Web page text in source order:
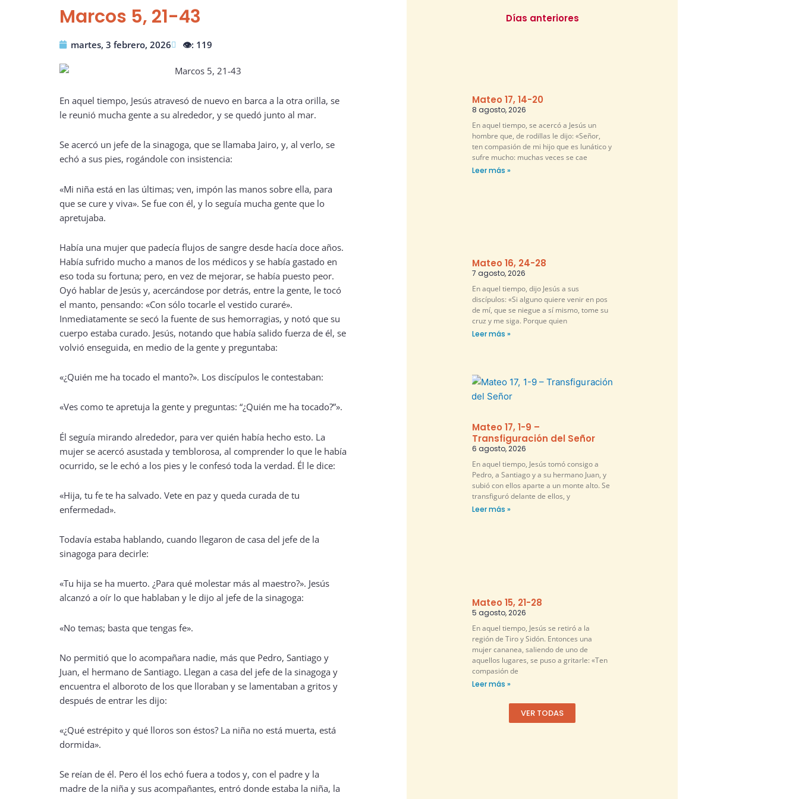
Marcos 5, 21-43
martes, 3 febrero, 2026 👁️: 119
En aquel tiempo, Jesús atravesó de nuevo en barca a la otra orilla, se
le reunió mucha gente a su alrededor, y se quedó junto al mar.
Se acercó un jefe de la sinagoga, que se llamaba Jairo, y, al verlo, se
echó a sus pies, rogándole con insistencia:
«Mi niña está en las últimas; ven, impón las manos sobre ella, para
que se cure y viva». Se fue con él, y lo seguía mucha gente que lo
apretujaba.
Había una mujer que padecía flujos de sangre desde hacía doce años.
Había sufrido mucho a manos de los médicos y se había gastado en
eso toda su fortuna; pero, en vez de mejorar, se había puesto peor.
Oyó hablar de Jesús y, acercándose por detrás, entre la gente, le tocó
el manto, pensando: «Con sólo tocarle el vestido curaré».
Inmediatamente se secó la fuente de sus hemorragias, y notó que su
cuerpo estaba curado. Jesús, notando que había salido fuerza de él, se
volvió enseguida, en medio de la gente y preguntaba:
«¿Quién me ha tocado el manto?». Los discípulos le contestaban:
«Ves como te apretuja la gente y preguntas: “¿Quién me ha tocado?”».
Él seguía mirando alrededor, para ver quién había hecho esto. La
mujer se acercó asustada y temblorosa, al comprender lo que le había
ocurrido, se le echó a los pies y le confesó toda la verdad. Él le dice:
«Hija, tu fe te ha salvado. Vete en paz y queda curada de tu
enfermedad».
Todavía estaba hablando, cuando llegaron de casa del jefe de la
sinagoga para decirle:
«Tu hija se ha muerto. ¿Para qué molestar más al maestro?». Jesús
alcanzó a oír lo que hablaban y le dijo al jefe de la sinagoga:
«No temas; basta que tengas fe».
No permitió que lo acompañara nadie, más que Pedro, Santiago y
Juan, el hermano de Santiago. Llegan a casa del jefe de la sinagoga y
encuentra el alboroto de los que lloraban y se lamentaban a gritos y
después de entrar les dijo:
«¿Qué estrépito y qué lloros son éstos? La niña no está muerta, está
dormida».
Se reían de él. Pero él los echó fuera a todos y, con el padre y la
madre de la niña y sus acompañantes, entró donde estaba la niña, la
Días anteriores
Mateo 17, 14-20
8 agosto, 2026
En aquel tiempo, se acercó a Jesús un
hombre que, de rodillas le dijo: «Señor,
ten compasión de mi hijo que es lunático y
sufre mucho: muchas veces se cae
Leer más »
Mateo 16, 24-28
7 agosto, 2026
En aquel tiempo, dijo Jesús a sus
discípulos: «Si alguno quiere venir en pos
de mí, que se niegue a sí mismo, tome su
cruz y me siga. Porque quien
Leer más »
Mateo 17, 1-9 –
Transfiguración del Señor
6 agosto, 2026
En aquel tiempo, Jesús tomó consigo a
Pedro, a Santiago y a su hermano Juan, y
subió con ellos aparte a un monte alto. Se
transfiguró delante de ellos, y
Leer más »
Mateo 15, 21-28
5 agosto, 2026
En aquel tiempo, Jesús se retiró a la
región de Tiro y Sidón. Entonces una
mujer cananea, saliendo de uno de
aquellos lugares, se puso a gritarle: «Ten
compasión de
Leer más »
VER TODAS